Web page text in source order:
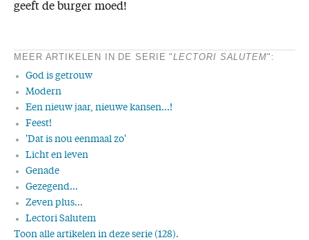
geeft de burger moed!
MEER ARTIKELEN IN DE SERIE "LECTORI SALUTEM":
God is getrouw
Modern
Een nieuw jaar, nieuwe kansen...!
Feest!
'Dat is nou eenmaal zo'
Licht en leven
Genade
Gezegend...
Zeven plus...
Lectori Salutem
Toon alle artikelen in deze serie (128).